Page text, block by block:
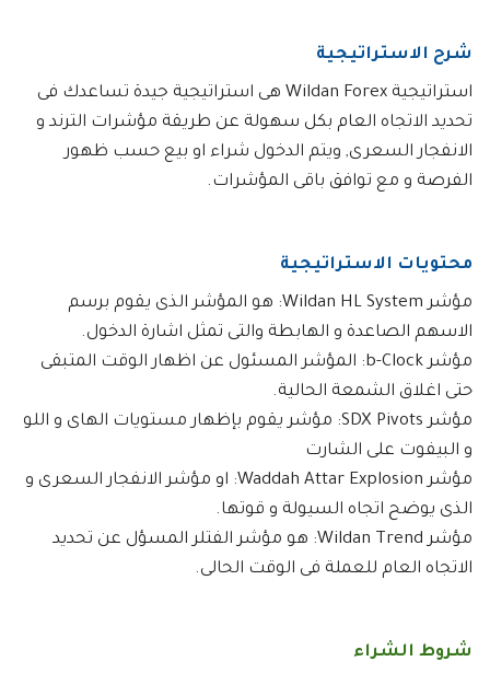
شرح الاستراتيجية
استراتيجية Wildan Forex هى استراتيجية جيدة تساعدك فى
تحديد الاتجاه العام بكل سهولة عن طريقة مؤشرات الترند و
الانفجار السعرى, ويتم الدخول شراء او بيع حسب ظهور
الفرصة و مع توافق باقى المؤشرات.
محتويات الاستراتيجية
مؤشر Wildan HL System: هو المؤشر الذى يقوم برسم
الاسهم الصاعدة و الهابطة والتى تمثل اشارة الدخول.
مؤشر b-Clock: المؤشر المسئول عن اظهار الوقت المتبقى
حتى اغلاق الشمعة الحالية.
مؤشر SDX Pivots: مؤشر يقوم بإظهار مستويات الهاى و اللو
و البيفوت على الشارت
مؤشر Waddah Attar Explosion: او مؤشر الانفجار السعرى و
الذى يوضح اتجاه السيولة و قوتها.
مؤشر Wildan Trend: هو مؤشر الفتلر المسؤل عن تحديد
الاتجاه العام للعملة فى الوقت الحالى.
شروط الشراء